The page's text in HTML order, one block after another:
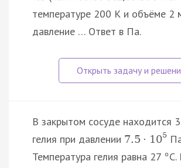
температуре 200 К и объёме 2
давление … Ответ в Па.
В закрытом сосуде находится
гелия при давлении 7.5 · 105
Температура гелия равна 27 °С.